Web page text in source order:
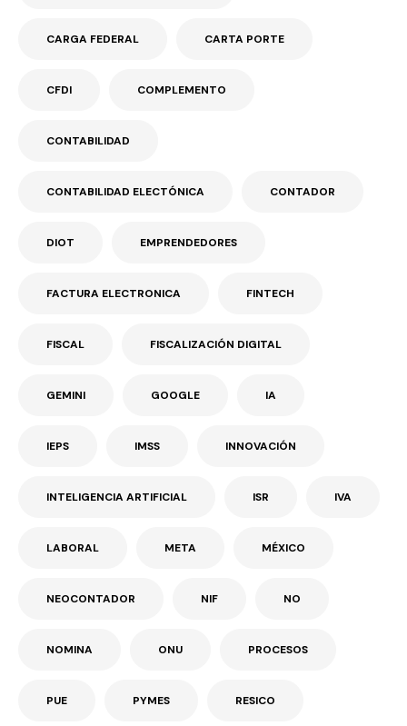
CARGA FEDERAL CARTA PORTE
CFDI COMPLEMENTO
CONTABILIDAD
CONTABILIDAD ELECTÓNICA CONTADOR
DIOT EMPRENDEDORES
FACTURA ELECTRONICA FINTECH
FISCAL FISCALIZACIÓN DIGITAL
GEMINI GOOGLE IA
IEPS IMSS INNOVACIÓN
INTELIGENCIA ARTIFICIAL ISR IVA
LABORAL META MÉXICO
NEOCONTADOR NIF NO
NOMINA ONU PROCESOS
PUE PYMES RESICO